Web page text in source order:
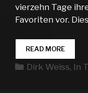
vierzehn Tage
Favoriten vor.
READ MOREIN
THE
BOX
Kategorien
Dirk Weiss, In